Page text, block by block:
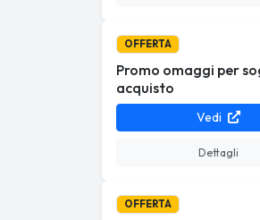
OFFERTA
Promo omaggi per
acquisto
Vedi
Dettagli
OFFERTA